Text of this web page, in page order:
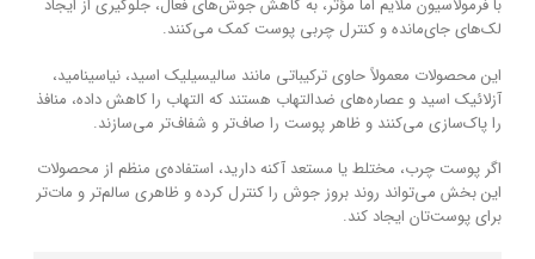
با فرمولاسیون ملایم اما مؤثر، به کاهش جوش‌های فعال، جلوگیری از ایجاد
لک‌های جای‌مانده و کنترل چربی پوست کمک می‌کنند.
این محصولات معمولاً حاوی ترکیباتی مانند سالیسیلیک اسید، نیاسینامید،
آزلائیک اسید و عصاره‌های ضدالتهاب هستند که التهاب را کاهش داده، منافذ
را پاک‌سازی می‌کنند و ظاهر پوست را صاف‌تر و شفاف‌تر می‌سازند.
اگر پوست چرب، مختلط یا مستعد آکنه دارید، استفاده‌ی منظم از محصولات
این بخش می‌تواند روند بروز جوش را کنترل کرده و ظاهری سالم‌تر و مات‌تر
برای پوست‌تان ایجاد کند.